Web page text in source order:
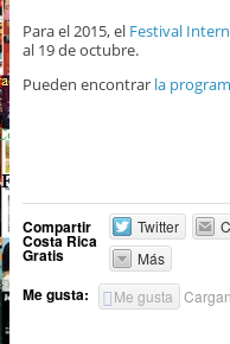
Para el 2015, el Festival
al 19 de octubre.
Pueden encontrar la
Compartir
Costa Rica
Gratis
Twitter
Más
Me gusta: Me gusta